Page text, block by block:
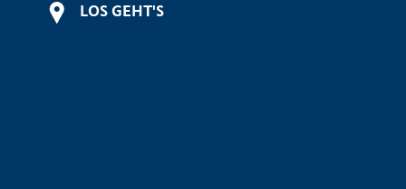
LOS GEHT'S